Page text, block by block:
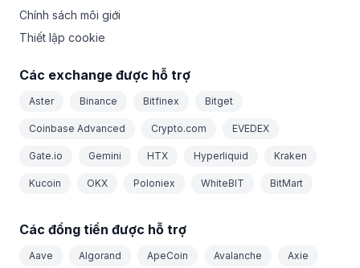
Chính sách môi giới
Thiết lập cookie
Các exchange được hỗ trợ
Aster Binance Bitfinex Bitget
Coinbase Advanced Crypto.com EVEDEX
Gate.io Gemini HTX Hyperliquid Kraken
Kucoin OKX Poloniex WhiteBIT BitMart
Các đồng tiền được hỗ trợ
Aave Algorand ApeCoin Avalanche Axie